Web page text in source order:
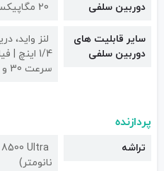
دوربین سلفی 20 مگاپیکسل
سایر قابلیت های
دوربین سلفی
سرعت 30 و 60 فریم بر ثانیه
پردازنده
تراشه
نانومتر)